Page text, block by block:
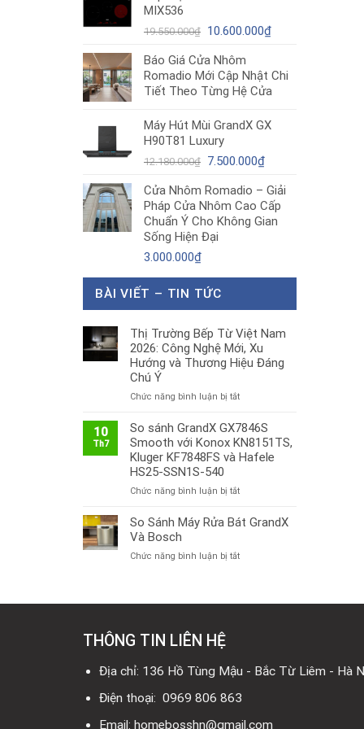
5.200.000₫.
MIX536
19.550.000₫ Giá
là:
19.550.000₫.
10.600.000₫Giá
là:
10.600.000₫.
Báo Giá Cửa Nhôm
Romadio Mới Cập Nhật Chi
Tiết Theo Từng Hệ Cửa
Máy Hút Mùi GrandX GX
H90T81 Luxury
12.180.000₫ Giá
là:
12.180.000₫.
7.500.000₫Giá
tại
là:
7.500.000₫.
Cửa Nhôm Romadio – Giải
Pháp Cửa Nhôm Cao Cấp
Chuẩn Ý Cho Không Gian
Sống Hiện Đại
3.000.000₫
BÀI VIẾT – TIN TỨC
Thị Trường Bếp Từ Việt Nam
2026: Công Nghệ Mới, Xu
Hướng và Thương Hiệu Đáng
Chú Ý
Chức năng bình luận bị tắtở
Trường
Bếp
Từ
2026:
Nghệ
Hướng
Hiệu
10
Th7
So sánh GrandX GX7846S
Smooth với Konox KN8151TS,
Kluger KF7848FS và Hafele
HS25-SSN1S-540
Chức năng bình luận bị tắtở
sánh
Smooth
HS25-
540
So Sánh Máy Rửa Bát GrandX
Và Bosch
Chức năng bình luận bị tắtở
Bosch
THÔNG TIN LIÊN HỆ
Địa chỉ: 136 Hồ Tùng Mậu - Bắc Từ Liêm - Hà
Điện thoại: 0969 806 863
Email: homebosshn@gmail.com